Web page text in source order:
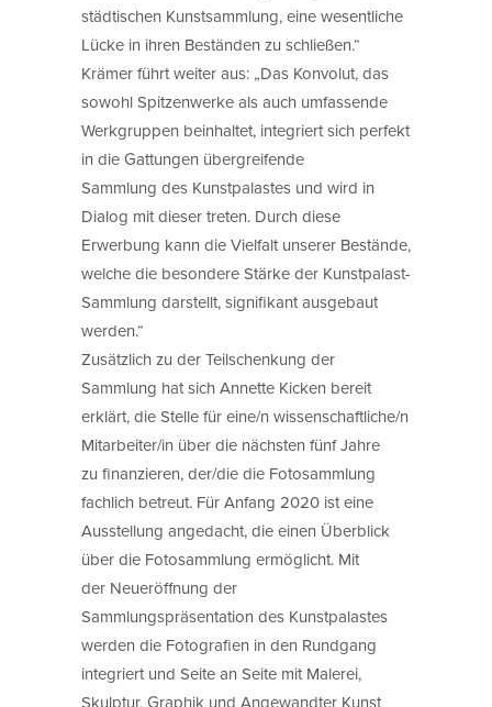
städtischen Kunstsammlung, eine wesentliche
Lücke in ihren Beständen zu schließen.“
Krämer führt weiter aus: „Das Konvolut, das
sowohl Spitzenwerke als auch umfassende
Werkgruppen beinhaltet, integriert sich perfekt
in die Gattungen übergreifende
Sammlung des Kunstpalastes und wird in
Dialog mit dieser treten. Durch diese
Erwerbung kann die Vielfalt unserer Bestände,
welche die besondere Stärke der Kunstpalast-
Sammlung darstellt, signifikant ausgebaut
werden.“
Zusätzlich zu der Teilschenkung der
Sammlung hat sich Annette Kicken bereit
erklärt, die Stelle für eine/n wissenschaftliche/n
Mitarbeiter/in über die nächsten fünf Jahre
zu finanzieren, der/die die Fotosammlung
fachlich betreut. Für Anfang 2020 ist eine
Ausstellung angedacht, die einen Überblick
über die Fotosammlung ermöglicht. Mit
der Neueröffnung der
Sammlungspräsentation des Kunstpalastes
werden die Fotografien in den Rundgang
integriert und Seite an Seite mit Malerei,
Skulptur, Graphik und Angewandter Kunst